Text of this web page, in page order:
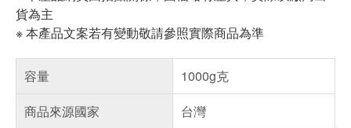
貨為主
※ 本產品文案若有變動敬請參照實際商品為準
容量
1000g克
商品來源國家
台灣